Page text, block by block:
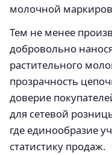
молочной
Тем не менее
добровольно
растительного
прозрачность
доверие
для сетевой
где единообразие
статистику продаж.